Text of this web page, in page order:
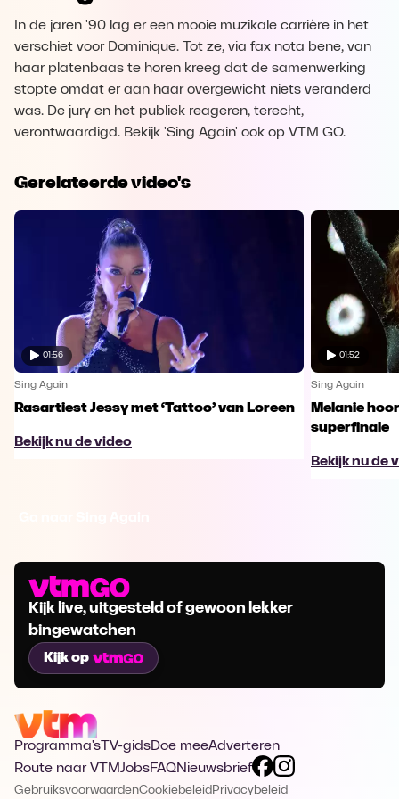
In de jaren '90 lag er een mooie muzikale carrière in het
verschiet voor Dominique. Tot ze, via fax nota bene, van
haar platenbaas te horen kreeg dat de samenwerking
stopte omdat er aan haar overgewicht niets veranderd
was. De jury en het publiek reageren, terecht,
verontwaardigd. Bekijk 'Sing Again' ook op VTM GO.
Gerelateerde video's
01:56
Sing Again
Rasartiest Jessy met ‘Tattoo’ van Loreen
Bekijk nu de video
01:52
Sing Again
Melanie
superfinale
Bekijk nu de
Kijk live, uitgesteld of gewoon lekker
bingewatchen
Kijk op
Programma's TV-gidsDoe meeAdverteren
Route naar VTMJobsFAQNieuwsbrief
GebruiksvoorwaardenCookiebeleid Privacybeleid